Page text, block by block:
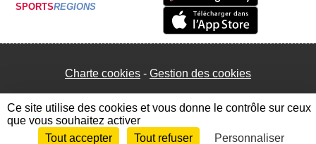
SPORTSREGIONS
Charte cookies Gestion des cookies
Envie de participer ? Connexion
Ce site utilise des cookies et vous donne le contrôle sur ceux
que vous souhaitez activer
Tout accepter
Tout refuser Personnaliser